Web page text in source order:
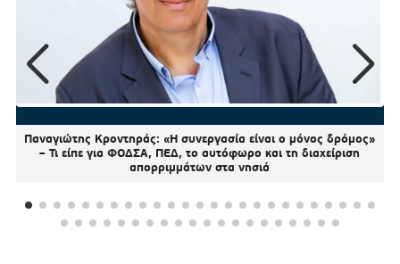
Παναγιώτης Κροντηράς: «Η συνεργασία είναι ο μόνος δρόμος»
– Τι είπε για ΦΟΔΣΑ, ΠΕΔ, το αυτόφωρο και τη διαχείριση
απορριμμάτων στα νησιά